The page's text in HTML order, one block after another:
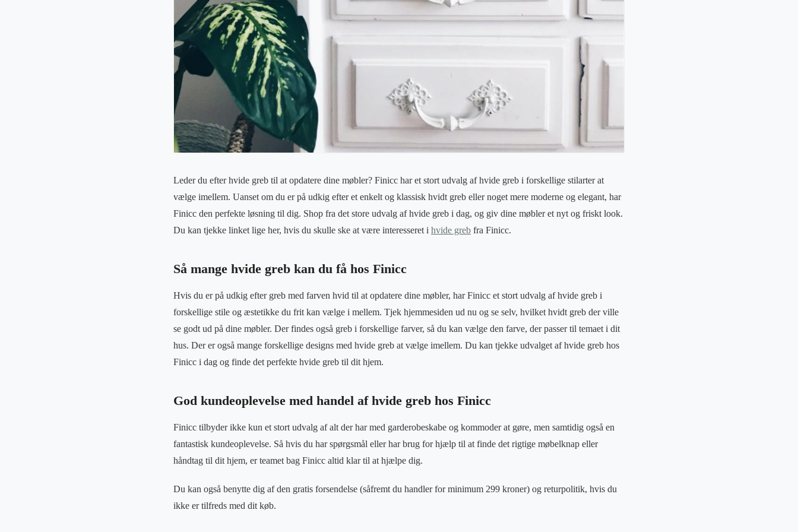
Leder du efter hvide greb til at opdatere dine møbler? Finicc har et stort udvalg af hvide greb i forskellige stilarter at
vælge imellem. Uanset om du er på udkig efter et enkelt og klassisk hvidt greb eller noget mere moderne og elegant, har
Finicc den perfekte løsning til dig. Shop fra det store udvalg af hvide greb i dag, og giv dine møbler et nyt og friskt look.
Du kan tjekke linket lige her, hvis du skulle ske at være interesseret i hvide greb fra Finicc.
Så mange hvide greb kan du få hos Finicc
Hvis du er på udkig efter greb med farven hvid til at opdatere dine møbler, har Finicc et stort udvalg af hvide greb i
forskellige stile og æstetikke du frit kan vælge i mellem. Tjek hjemmesiden ud nu og se selv, hvilket hvidt greb der ville
se godt ud på dine møbler. Der findes også greb i forskellige farver, så du kan vælge den farve, der passer til temaet i dit
hus. Der er også mange forskellige designs med hvide greb at vælge imellem. Du kan tjekke udvalget af hvide greb hos
Finicc i dag og finde det perfekte hvide greb til dit hjem.
God kundeoplevelse med handel af hvide greb hos Finicc
Finicc tilbyder ikke kun et stort udvalg af alt der har med garderobeskabe og kommoder at gøre, men samtidig også en
fantastisk kundeoplevelse. Så hvis du har spørgsmål eller har brug for hjælp til at finde det rigtige møbelknap eller
håndtag til dit hjem, er teamet bag Finicc altid klar til at hjælpe dig.
Du kan også benytte dig af den gratis forsendelse (såfremt du handler for minimum 299 kroner) og returpolitik, hvis du
ikke er tilfreds med dit køb.